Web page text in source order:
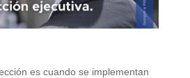
es cuando se implementan